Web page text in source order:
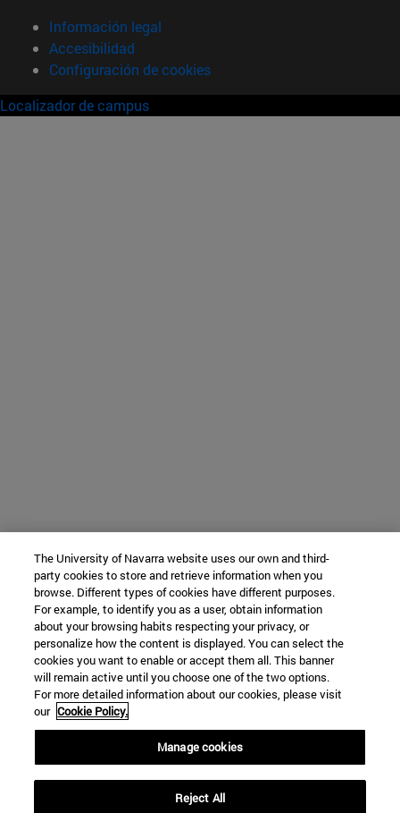
Información legal
Accesibilidad
Configuración de cookies
Localizador de campus
The University of Navarra website uses our own and third-
party cookies to store and retrieve information when you
browse. Different types of cookies have different purposes.
For example, to identify you as a user, obtain information
about your browsing habits respecting your privacy, or
personalize how the content is displayed. You can select the
cookies you want to enable or accept them all. This banner
will remain active until you choose one of the two options.
For more detailed information about our cookies, please visit
our Cookie Policy.
Manage cookies
Reject All